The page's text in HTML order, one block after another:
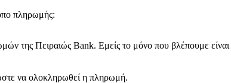
πληρωμής:
της Πειραιώς Bank. Εμείς το μόνο που βλέπουμε είναι
να ολοκληρωθεί η πληρωμή.